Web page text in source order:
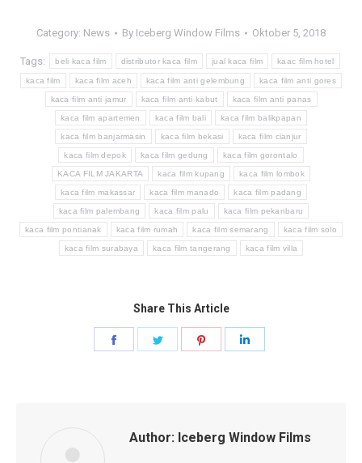
Category: News By Iceberg Window Films Oktober 5, 2018
Tags: beli kaca film distributor kaca film jual kaca film kaac film hotel
kaca film kaca film aceh kaca film anti gelembung kaca film anti gores
kaca film anti jamur kaca film anti kabut kaca film anti panas
kaca film apartemen kaca film bali kaca film balikpapan
kaca film banjarmasin kaca film bekasi kaca film cianjur
kaca film depok kaca film gedung kaca film gorontalo
KACA FILM JAKARTA kaca film kupang kaca film lombok
kaca film makassar kaca film manado kaca film padang
kaca film palembang kaca film palu kaca film pekanbaru
kaca film pontianak kaca film rumah kaca film semarang kaca film solo
kaca film surabaya kaca film tangerang kaca film villa
Share This Article
Share
Author: Iceberg Window Films